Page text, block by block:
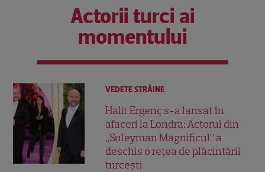
Actorii turci ai
momentului
VEDETE STRĂINE
Halit Ergenç s-a lansat în
afaceri la Londra: Actorul din
„Suleyman Magnificul” a
deschis o rețea de plăcintării
turcești